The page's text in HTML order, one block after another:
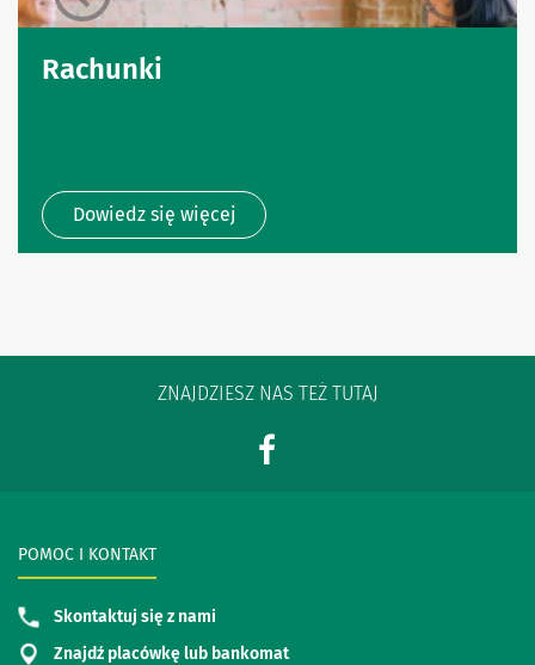
Rachunki
Dowiedz się więcej
ZNAJDZIESZ NAS TEŻ TUTAJ
POMOC I KONTAKT
Skontaktuj się z nami
Znajdź placówkę lub bankomat